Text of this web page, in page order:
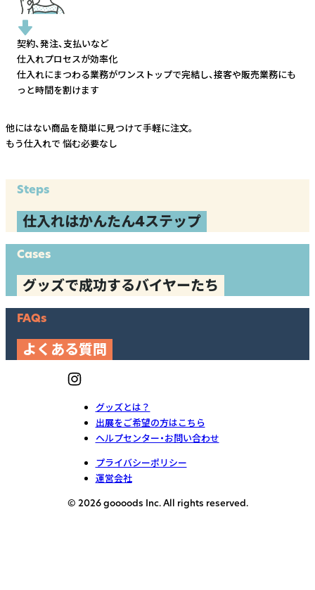
契約、発注、支払いなど
仕入れプロセスが効率化
仕入れにまつわる業務がワンストップで完結し、接客や販売業務にも
っと時間を割けます
他にはない商品を簡単に見つけて手軽に注文。
もう仕入れで 悩む必要なし
Steps
仕入れはかんたん4ステップ
Cases
グッズで成功するバイヤーたち
FAQs
よくある質問
グッズとは？
出展をご希望の方はこちら
ヘルプセンター・お問い合わせ
プライバシーポリシー
運営会社
© 2026 goooods Inc. All rights reserved.